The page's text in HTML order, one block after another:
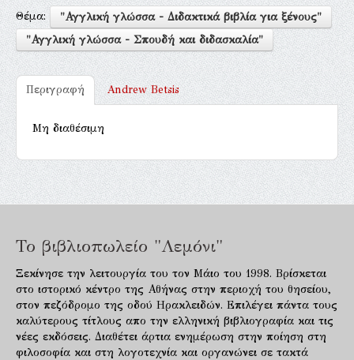
Θέμα:
"Αγγλική γλώσσα - Διδακτικά βιβλία για ξένους"
"Αγγλική γλώσσα - Σπουδή και διδασκαλία"
Περιγραφή Andrew Betsis
Μη διαθέσιμη
Το βιβλιοπωλείο "Λεμόνι"
Ξεκίνησε την λειτουργία του τον Μάιο του 1998. Βρίσκεται
στο ιστορικό κέντρο της Αθήνας στην περιοχή του θησείου,
στον πεζόδρομο της οδού Ηρακλειδών. Επιλέγει πάντα τους
καλύτερους τίτλους απο την ελληνική βιβλιογραφία και τις
νέες εκδόσεις. Διαθέτει άρτια ενημέρωση στην ποίηση στη
φιλοσοφία και στη λογοτεχνία και οργανώνει σε τακτά